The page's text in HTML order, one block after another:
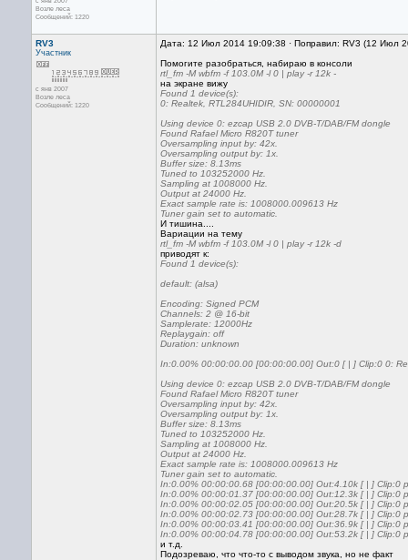
Возле леса
Сообщений: 1220
RV3
Участник
с янв 2007
Возле леса
Сообщений: 1220
Дата: 12 Июл 2014 19:09:38 · Поправил: RV3 (12 Июл
Помогите разобраться, набираю в консоли
rtl_fm -M wbfm -f 103.0M -l 0 | play -r 12k -
на экране вижу
Found 1 device(s):
0: Realtek, RTL284UHIDIR, SN: 00000001
Using device 0: ezcap USB 2.0 DVB-T/DAB/FM dongle
Found Rafael Micro R820T tuner
Oversampling input by: 42x.
Oversampling output by: 1x.
Buffer size: 8.13ms
Tuned to 103252000 Hz.
Sampling at 1008000 Hz.
Output at 24000 Hz.
Exact sample rate is: 1008000.009613 Hz
Tuner gain set to automatic.
И тишина....
Вариации на тему
rtl_fm -M wbfm -f 103.0M -l 0 | play -r 12k -d
приводят к:
Found 1 device(s):
default: (alsa)
Encoding: Signed PCM
Channels: 2 @ 16-bit
Samplerate: 12000Hz
Replaygain: off
Duration: unknown
In:0.00% 00:00:00.00 [00:00:00.00] Out:0 [ | ] Clip:0 0:
Using device 0: ezcap USB 2.0 DVB-T/DAB/FM dongle
Found Rafael Micro R820T tuner
Oversampling input by: 42x.
Oversampling output by: 1x.
Buffer size: 8.13ms
Tuned to 103252000 Hz.
Sampling at 1008000 Hz.
Output at 24000 Hz.
Exact sample rate is: 1008000.009613 Hz
Tuner gain set to automatic.
In:0.00% 00:00:00.68 [00:00:00.00] Out:4.10k [ | ] Clip:0
In:0.00% 00:00:01.37 [00:00:00.00] Out:12.3k [ | ] Clip:0
In:0.00% 00:00:02.05 [00:00:00.00] Out:20.5k [ | ] Clip:0
In:0.00% 00:00:02.73 [00:00:00.00] Out:28.7k [ | ] Clip:0
In:0.00% 00:00:03.41 [00:00:00.00] Out:36.9k [ | ] Clip:0
In:0.00% 00:00:04.78 [00:00:00.00] Out:53.2k [ | ] Clip:0
и т.д.
Подозреваю, что что-то с выводом звука, но не факт